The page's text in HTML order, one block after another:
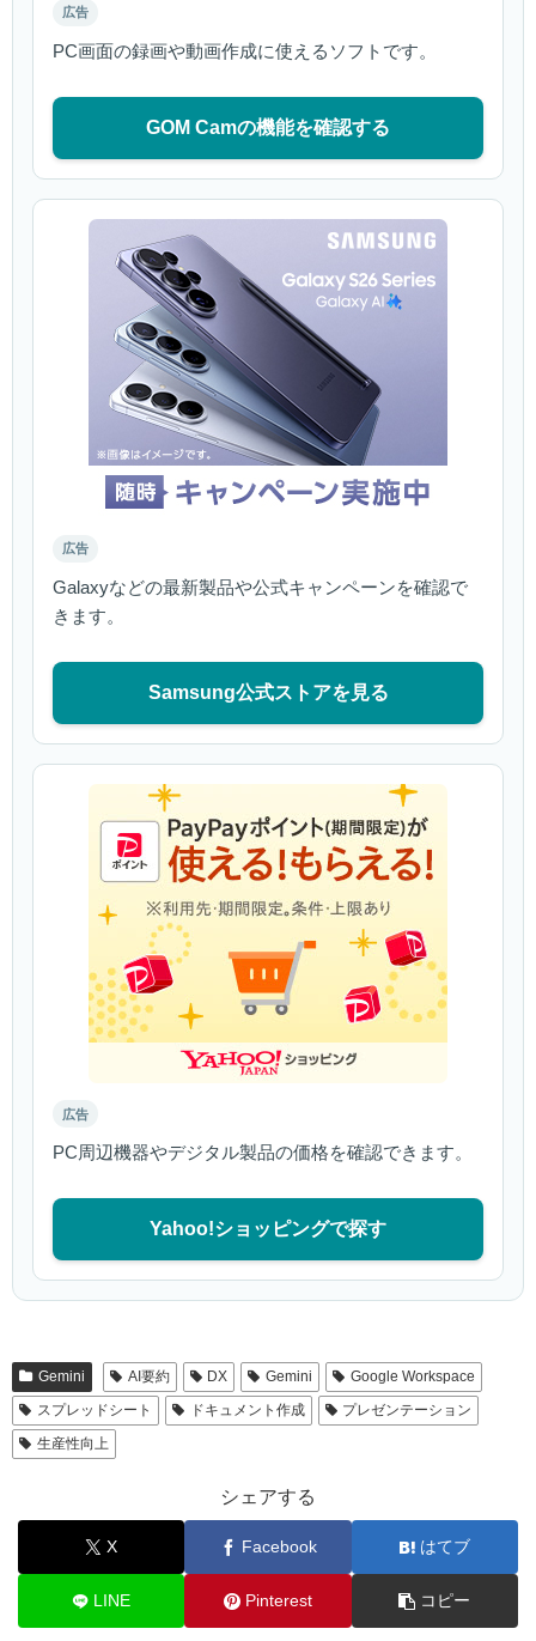
広告
PC画面の録画や動画作成に使えるソフトです。
GOM Camの機能を確認する
広告
Galaxyなどの最新製品や公式キャンペーンを確認で
きます。
Samsung公式ストアを見る
広告
PC周辺機器やデジタル製品の価格を確認できます。
Yahoo!ショッピングで探す
Gemini AI要約 DX Gemini
Google Workspace
スプレッドシート
ドキュメント作成
プレゼンテーション
生産性向上
シェアする
X Facebook はてブ
LINE Pinterest コピー